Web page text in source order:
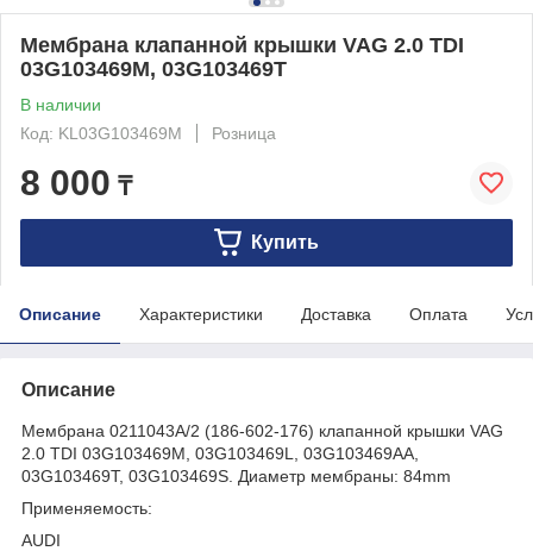
Мембрана клапанной крышки VAG 2.0 TDI
03G103469M, 03G103469T
В наличии
Код: KL03G103469M
Розница
8 000 ₸
Купить
Описание Характеристики Доставка Оплата
Описание
Мембрана 0211043A/2 (186-602-176) клапанной крышки VAG
2.0 TDI 03G103469M, 03G103469L, 03G103469AA,
03G103469T, 03G103469S. Диаметр мембраны: 84mm
Применяемость:
AUDI